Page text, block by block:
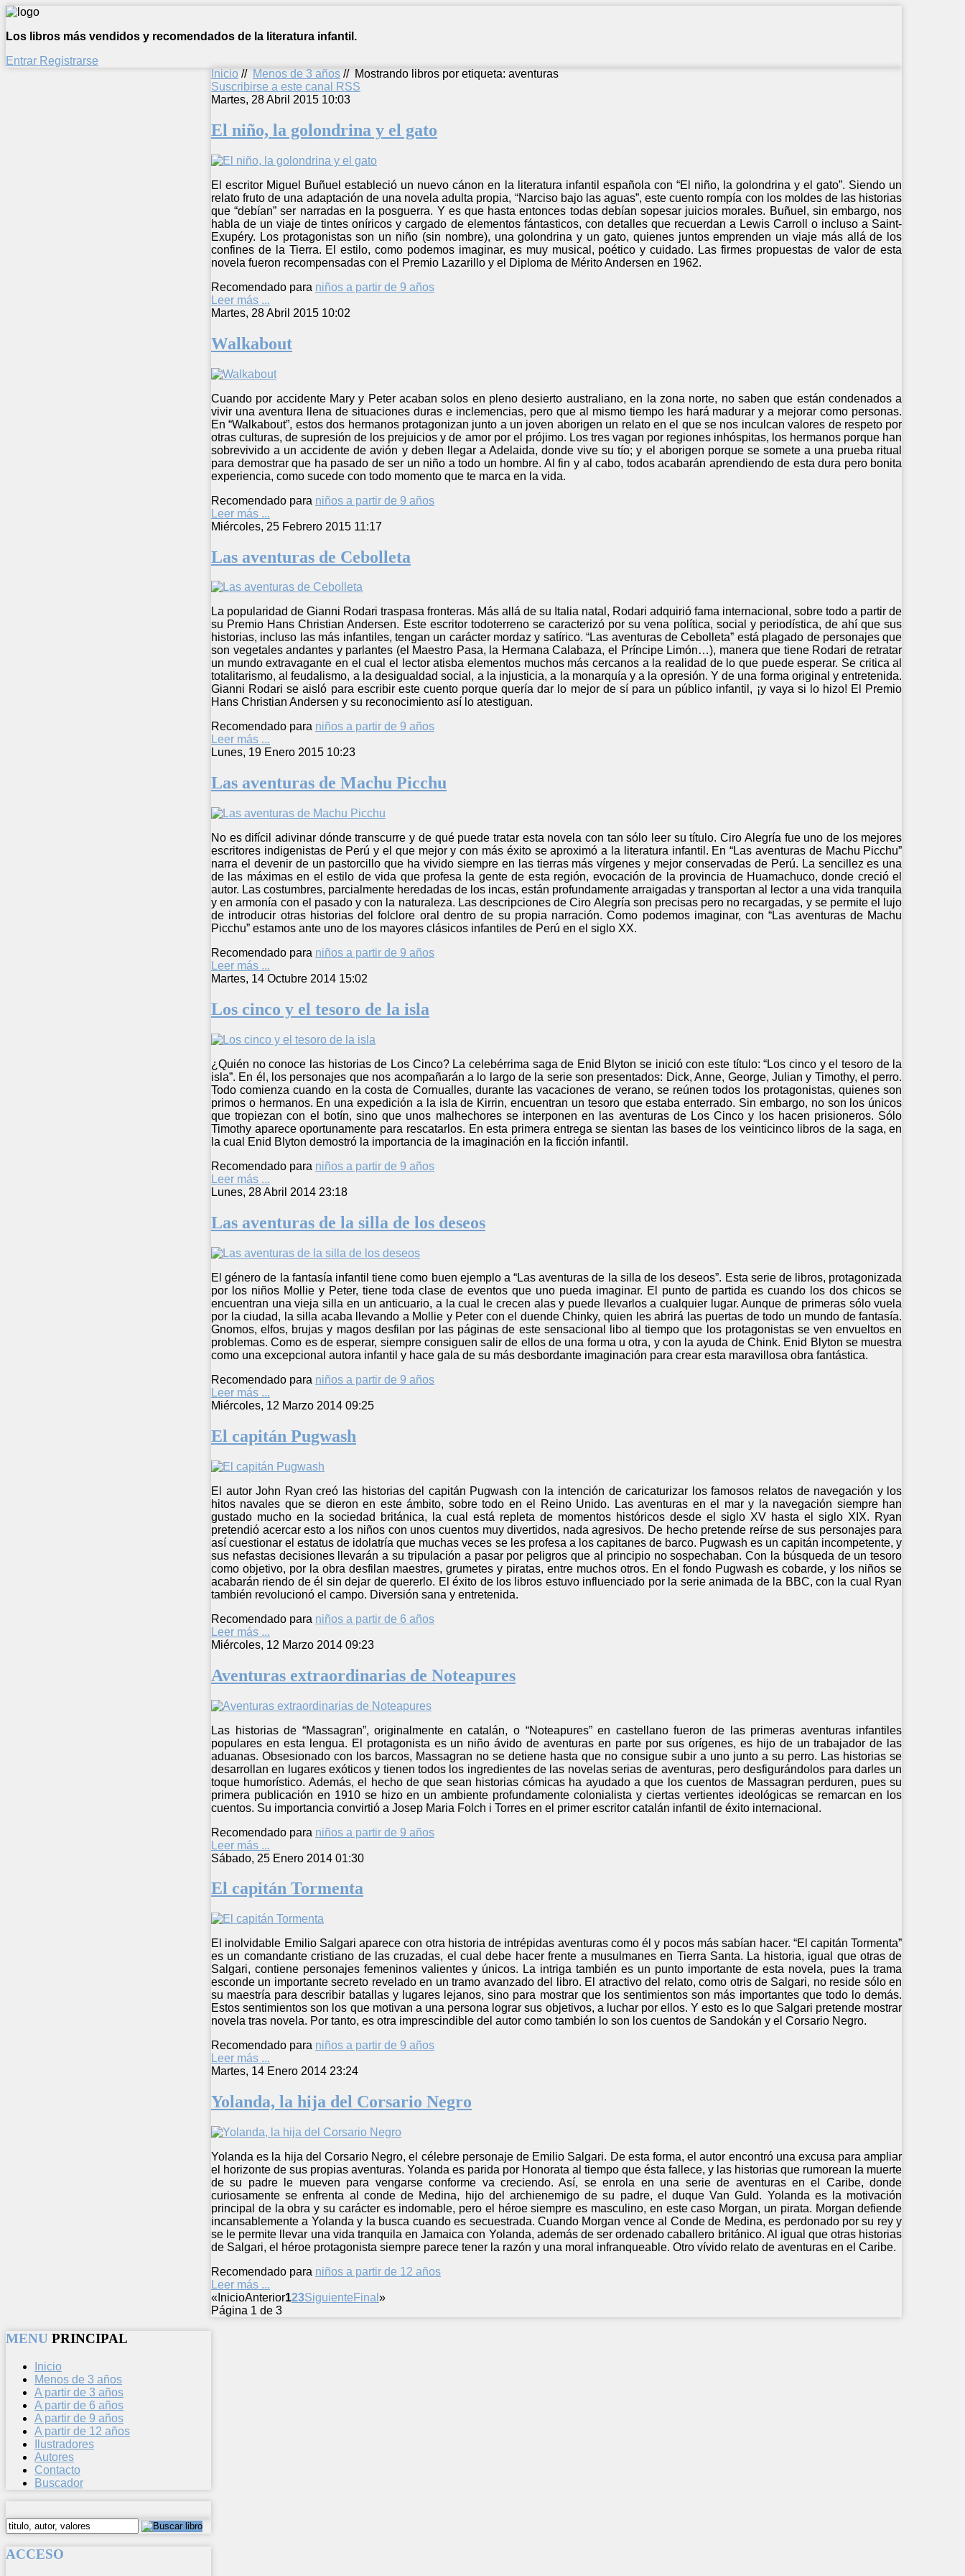
Los libros más vendidos y recomendados de la literatura infantil.
Entrar Registrarse
Inicio // Menos de 3 años // Mostrando libros por etiqueta: aventuras
Suscribirse a este canal RSS
Martes, 28 Abril 2015 10:03
El niño, la golondrina y el gato
El escritor Miguel Buñuel estableció un nuevo cánon en la literatura infantil española con “El niño, la golondrina y el gato”. Siendo un
relato fruto de una adaptación de una novela adulta propia, “Narciso bajo las aguas”, este cuento rompía con los moldes de las historias
que “debían” ser narradas en la posguerra. Y es que hasta entonces todas debían sopesar juicios morales. Buñuel, sin embargo, nos
habla de un viaje de tintes oníricos y cargado de elementos fántasticos, con detalles que recuerdan a Lewis Carroll o incluso a Saint-
Exupéry. Los protagonistas son un niño (sin nombre), una golondrina y un gato, quienes juntos emprenden un viaje más allá de los
confines de la Tierra. El estilo, como podemos imaginar, es muy musical, poético y cuidado. Las firmes propuestas de valor de esta
novela fueron recompensadas con el Premio Lazarillo y el Diploma de Mérito Andersen en 1962.
Recomendado para niños a partir de 9 años
Leer más ...
Martes, 28 Abril 2015 10:02
Walkabout
Cuando por accidente Mary y Peter acaban solos en pleno desierto australiano, en la zona norte, no saben que están condenados a
vivir una aventura llena de situaciones duras e inclemencias, pero que al mismo tiempo les hará madurar y a mejorar como personas.
En “Walkabout”, estos dos hermanos protagonizan junto a un joven aborigen un relato en el que se nos inculcan valores de respeto por
otras culturas, de supresión de los prejuicios y de amor por el prójimo. Los tres vagan por regiones inhóspitas, los hermanos porque han
sobrevivido a un accidente de avión y deben llegar a Adelaida, donde vive su tío; y el aborigen porque se somete a una prueba ritual
para demostrar que ha pasado de ser un niño a todo un hombre. Al fin y al cabo, todos acabarán aprendiendo de esta dura pero bonita
experiencia, como sucede con todo momento que te marca en la vida.
Recomendado para niños a partir de 9 años
Leer más ...
Miércoles, 25 Febrero 2015 11:17
Las aventuras de Cebolleta
La popularidad de Gianni Rodari traspasa fronteras. Más allá de su Italia natal, Rodari adquirió fama internacional, sobre todo a partir de
su Premio Hans Christian Andersen. Este escritor todoterreno se caracterizó por su vena política, social y periodística, de ahí que sus
historias, incluso las más infantiles, tengan un carácter mordaz y satírico. “Las aventuras de Cebolleta” está plagado de personajes que
son vegetales andantes y parlantes (el Maestro Pasa, la Hermana Calabaza, el Príncipe Limón…), manera que tiene Rodari de retratar
un mundo extravagante en el cual el lector atisba elementos muchos más cercanos a la realidad de lo que puede esperar. Se critica al
totalitarismo, al feudalismo, a la desigualdad social, a la injusticia, a la monarquía y a la opresión. Y de una forma original y entretenida.
Gianni Rodari se aisló para escribir este cuento porque quería dar lo mejor de sí para un público infantil, ¡y vaya si lo hizo! El Premio
Hans Christian Andersen y su reconocimiento así lo atestiguan.
Recomendado para niños a partir de 9 años
Leer más ...
Lunes, 19 Enero 2015 10:23
Las aventuras de Machu Picchu
No es difícil adivinar dónde transcurre y de qué puede tratar esta novela con tan sólo leer su título. Ciro Alegría fue uno de los mejores
escritores indigenistas de Perú y el que mejor y con más éxito se aproximó a la literatura infantil. En “Las aventuras de Machu Picchu”
narra el devenir de un pastorcillo que ha vivido siempre en las tierras más vírgenes y mejor conservadas de Perú. La sencillez es una
de las máximas en el estilo de vida que profesa la gente de esta región, evocación de la provincia de Huamachuco, donde creció el
autor. Las costumbres, parcialmente heredadas de los incas, están profundamente arraigadas y transportan al lector a una vida tranquila
y en armonía con el pasado y con la naturaleza. Las descripciones de Ciro Alegría son precisas pero no recargadas, y se permite el lujo
de introducir otras historias del folclore oral dentro de su propia narración. Como podemos imaginar, con “Las aventuras de Machu
Picchu” estamos ante uno de los mayores clásicos infantiles de Perú en el siglo XX.
Recomendado para niños a partir de 9 años
Leer más ...
Martes, 14 Octubre 2014 15:02
Los cinco y el tesoro de la isla
¿Quién no conoce las historias de Los Cinco? La celebérrima saga de Enid Blyton se inició con este título: “Los cinco y el tesoro de la
isla”. En él, los personajes que nos acompañarán a lo largo de la serie son presentados: Dick, Anne, George, Julian y Timothy, el perro.
Todo comienza cuando en la costa de Cornualles, durante las vacaciones de verano, se reúnen todos los protagonistas, quienes son
primos o hermanos. En una expedición a la isla de Kirrin, encuentran un tesoro que estaba enterrado. Sin embargo, no son los únicos
que tropiezan con el botín, sino que unos malhechores se interponen en las aventuras de Los Cinco y los hacen prisioneros. Sólo
Timothy aparece oportunamente para rescatarlos. En esta primera entrega se sientan las bases de los veinticinco libros de la saga, en
la cual Enid Blyton demostró la importancia de la imaginación en la ficción infantil.
Recomendado para niños a partir de 9 años
Leer más ...
Lunes, 28 Abril 2014 23:18
Las aventuras de la silla de los deseos
El género de la fantasía infantil tiene como buen ejemplo a “Las aventuras de la silla de los deseos”. Esta serie de libros, protagonizada
por los niños Mollie y Peter, tiene toda clase de eventos que uno pueda imaginar. El punto de partida es cuando los dos chicos se
encuentran una vieja silla en un anticuario, a la cual le crecen alas y puede llevarlos a cualquier lugar. Aunque de primeras sólo vuela
por la ciudad, la silla acaba llevando a Mollie y Peter con el duende Chinky, quien les abrirá las puertas de todo un mundo de fantasía.
Gnomos, elfos, brujas y magos desfilan por las páginas de este sensacional libo al tiempo que los protagonistas se ven envueltos en
problemas. Como es de esperar, siempre consiguen salir de ellos de una forma u otra, y con la ayuda de Chink. Enid Blyton se muestra
como una excepcional autora infantil y hace gala de su más desbordante imaginación para crear esta maravillosa obra fantástica.
Recomendado para niños a partir de 9 años
Leer más ...
Miércoles, 12 Marzo 2014 09:25
El capitán Pugwash
El autor John Ryan creó las historias del capitán Pugwash con la intención de caricaturizar los famosos relatos de navegación y los
hitos navales que se dieron en este ámbito, sobre todo en el Reino Unido. Las aventuras en el mar y la navegación siempre han
gustado mucho en la sociedad británica, la cual está repleta de momentos históricos desde el siglo XV hasta el siglo XIX. Ryan
pretendió acercar esto a los niños con unos cuentos muy divertidos, nada agresivos. De hecho pretende reírse de sus personajes para
así cuestionar el estatus de idolatría que muchas veces se les profesa a los capitanes de barco. Pugwash es un capitán incompetente, y
sus nefastas decisiones llevarán a su tripulación a pasar por peligros que al principio no sospechaban. Con la búsqueda de un tesoro
como objetivo, por la obra desfilan maestres, grumetes y piratas, entre muchos otros. En el fondo Pugwash es cobarde, y los niños se
acabarán riendo de él sin dejar de quererlo. El éxito de los libros estuvo influenciado por la serie animada de la BBC, con la cual Ryan
también revolucionó el campo. Diversión sana y entretenida.
Recomendado para niños a partir de 6 años
Leer más ...
Miércoles, 12 Marzo 2014 09:23
Aventuras extraordinarias de Noteapures
Las historias de “Massagran”, originalmente en catalán, o “Noteapures” en castellano fueron de las primeras aventuras infantiles
populares en esta lengua. El protagonista es un niño ávido de aventuras en parte por sus orígenes, es hijo de un trabajador de las
aduanas. Obsesionado con los barcos, Massagran no se detiene hasta que no consigue subir a uno junto a su perro. Las historias se
desarrollan en lugares exóticos y tienen todos los ingredientes de las novelas serias de aventuras, pero desfigurándolos para darles un
toque humorístico. Además, el hecho de que sean historias cómicas ha ayudado a que los cuentos de Massagran perduren, pues su
primera publicación en 1910 se hizo en un ambiente profundamente colonialista y ciertas vertientes ideológicas se remarcan en los
cuentos. Su importancia convirtió a Josep Maria Folch i Torres en el primer escritor catalán infantil de éxito internacional.
Recomendado para niños a partir de 9 años
Leer más ...
Sábado, 25 Enero 2014 01:30
El capitán Tormenta
El inolvidable Emilio Salgari aparece con otra historia de intrépidas aventuras como él y pocos más sabían hacer. “El capitán Tormenta”
es un comandante cristiano de las cruzadas, el cual debe hacer frente a musulmanes en Tierra Santa. La historia, igual que otras de
Salgari, contiene personajes femeninos valientes y únicos. La intriga también es un punto importante de esta novela, pues la trama
esconde un importante secreto revelado en un tramo avanzado del libro. El atractivo del relato, como otris de Salgari, no reside sólo en
su maestría para describir batallas y lugares lejanos, sino para mostrar que los sentimientos son más importantes que todo lo demás.
Estos sentimientos son los que motivan a una persona lograr sus objetivos, a luchar por ellos. Y esto es lo que Salgari pretende mostrar
novela tras novela. Por tanto, es otra imprescindible del autor como también lo son los cuentos de Sandokán y el Corsario Negro.
Recomendado para niños a partir de 9 años
Leer más ...
Martes, 14 Enero 2014 23:24
Yolanda, la hija del Corsario Negro
Yolanda es la hija del Corsario Negro, el célebre personaje de Emilio Salgari. De esta forma, el autor encontró una excusa para ampliar
el horizonte de sus propias aventuras. Yolanda es parida por Honorata al tiempo que ésta fallece, y las historias que rumorean la muerte
de su padre le mueven para vengarse conforme va creciendo. Así, se enrola en una serie de aventuras en el Caribe, donde
curiosamente se enfrenta al conde de Medina, hijo del archienemigo de su padre, el duque Van Guld. Yolanda es la motivación
principal de la obra y su carácter es indomable, pero el héroe siempre es masculino, en este caso Morgan, un pirata. Morgan defiende
incansablemente a Yolanda y la busca cuando es secuestrada. Cuando Morgan vence al Conde de Medina, es perdonado por su rey y
se le permite llevar una vida tranquila en Jamaica con Yolanda, además de ser ordenado caballero británico. Al igual que otras historias
de Salgari, el héroe protagonista siempre parece tener la razón y una moral infranqueable. Otro vívido relato de aventuras en el Caribe.
Recomendado para niños a partir de 12 años
Leer más ...
« InicioAnterior123Siguiente Final »
Página 1 de 3
MENU PRINCIPAL
Inicio
Menos de 3 años
A partir de 3 años
A partir de 6 años
A partir de 9 años
A partir de 12 años
Ilustradores
Autores
Contacto
Buscador
ACCESO